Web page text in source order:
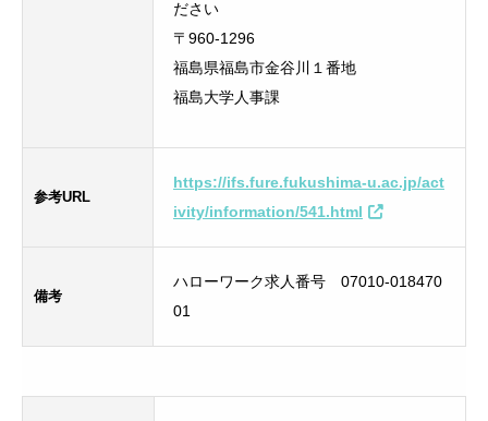
ださい
〒960-1296
福島県福島市金谷川１番地
福島大学人事課
参考URL
https://ifs.fure.fukushima-u.ac.jp/act
ivity/information/541.html
備考
ハローワーク求人番号 07010-018470
01